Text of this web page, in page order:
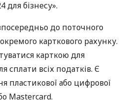
для бізнесу».
до поточного
карткового рахунку.
карткою для
сплати всіх податків. Є
пластикової або цифрової
Mastercard.